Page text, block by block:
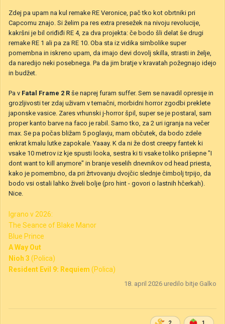
Zdej pa upam na kul remake RE Veronice, pač tko kot obrtniki pri
Capcomu znajo. Si želim pa res extra presežek na nivoju revolucije,
kakršni je bil oriđiđi RE 4, za dva projekta: če bodo šli delat še drugi
remake RE 1 ali pa za RE 10. Oba sta iz vidika simbolike super
pomembna in iskreno upam, da imajo devi dovolj skilla, strasti in želje,
da naredijo neki posebnega. Pa da jim bratje v kravatah požegnajo idejo
in budžet.
Pa v Fatal Frame 2 R še naprej furam suffer. Sem se navadil opresije in
grozljivosti ter zdaj uživam v temačni, morbidni horror zgodbi preklete
japonske vasice. Zares vrhunski j-horror špil, super se je postaral, sam
proper kanto barve na faco je rabil. Samo tko, za 2 uri igranja na večer
max. Se pa počas bližam 5 poglavju, mam občutek, da bodo zdele
enkrat kmalu lutke zapokale. Yaaay. K da ni že dost creepy fantek ki
vsake 10 metrov iz kje spusti looka, sestra ki ti vsake toliko prišepne "I
dont want to kill anymore" in branje veselih dnevnikov od head priesta,
kako je pomembno, da pri žrtvovanju dvojčic slednje čimbolj trpijo, da
bodo vsi ostali lahko živeli bolje (pro hint - govori o lastnih hčerkah).
Nice.
Igrano v 2026:
The Seance of Blake Manor
Blue Prince
A Way Out
Nioh 3 (Polica)
Resident Evil 9: Requiem (Polica)
18. april 2026 uredilo bitje Galko